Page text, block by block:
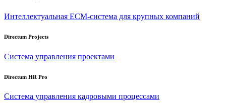
Интеллектуальная ECM-система для крупных компаний
Directum Projects
Система управления проектами
Directum HR Pro
Система управления кадровыми процессами